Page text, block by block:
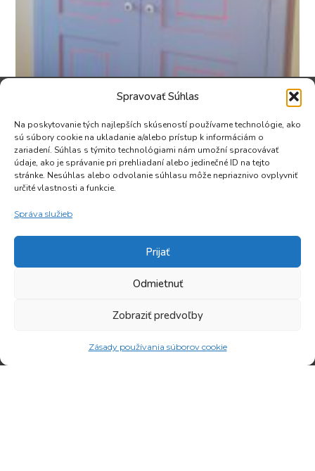
Spravovať Súhlas
Na poskytovanie tých najlepších skúseností používame technológie, ako
sú súbory cookie na ukladanie a/alebo prístup k informáciám o
zariadení. Súhlas s týmito technológiami nám umožní spracovávať
údaje, ako je správanie pri prehliadaní alebo jedinečné ID na tejto
stránke. Nesúhlas alebo odvolanie súhlasu môže nepriaznivo ovplyvniť
určité vlastnosti a funkcie.
Správa služieb
Prijať
Odmietnuť
Zobraziť predvoľby
Zásady používania súborov cookie
SÍDLO A
FAKTURAČNÁ
ADRESA
MM interier, s.r.o.
028 01 Brezovica
IČO: 50182102
PREVÁDZKA
Areál OVP
Oravická 617/20
info@mminterier.sk
Výroba interiérového
kuchynské linky, vstavané
drevené schody, nábytok